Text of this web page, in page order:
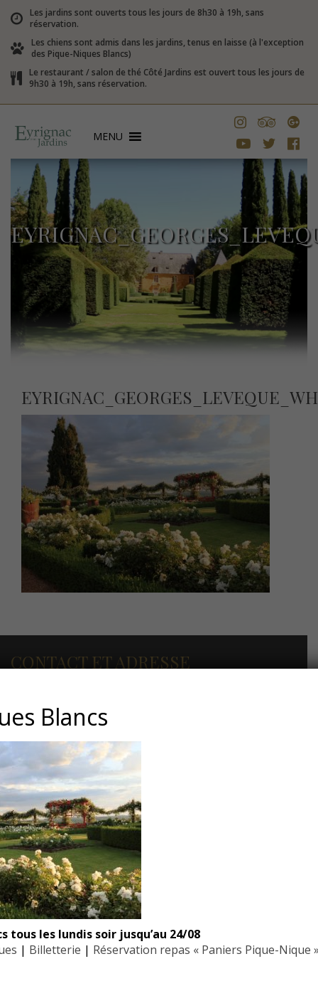
Les jardins sont ouverts tous les jours de 8h30 à 19h, sans
réservation.
Les chiens sont admis dans les jardins, tenus en laisse (à l'exception
des Pique-Niques Blancs)
Le restaurant / salon de thé Côté Jardins est ouvert tous les jours de
9h30 à 19h, sans réservation.
MENU
CONTACT ET ADRESSE
Les Jardins du Manoir d’Eyrignac
Dordogne – Périgord
Téléphone : 05.53.28.99.71
Email : contact@eyrignac.com
ESPACE PRESSE
Dossier de presse
Communiqués de presse
Photothèque
Blancs
tous les lundis soir jusqu’au 24/08
| Billetterie | Réservation repas « Paniers Pique-Nique